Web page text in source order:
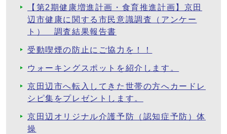
【第2期健康増進計画・食育推進計画】京田
辺市健康に関する市民意識調査（アンケー
ト） 調査結果報告書
受動喫煙の防止にご協力を！！
ウォーキングスポットを紹介します。
京田辺市へ転入してきた世帯の方へカードレ
シピ集をプレゼントします。
京田辺オリジナル介護予防（認知症予防）体
操